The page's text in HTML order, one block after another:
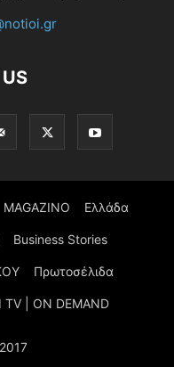
MAGAZINO Ελλάδα
Business Stories
Πρωτοσέλιδα
TV | ON DEMAND